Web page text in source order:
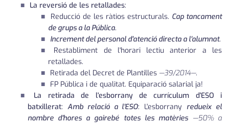
La reversió de les retallades:
Reducció de les ràtios estructurals. Cap tancament
de grups a la Pública.
Increment del personal d'atenció directa a l'alumnat.
Restabliment de l'horari lectiu anterior a les
retallades.
Retirada del Decret de Plantilles —39/2014—.
FP Pública i de qualitat. Equiparació salarial ja!
La retirada de l'esborrany de currículum d'ESO i
batxillerat: Amb relació a l'ESO: L'esborrany redueix el
nombre d'hores a gairebé totes les matèries —50% a